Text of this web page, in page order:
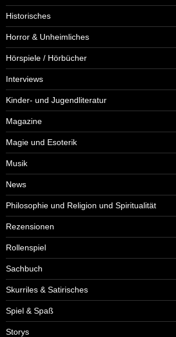
Historisches
Horror & Unheimliches
Hörspiele / Hörbücher
Interviews
Kinder- und Jugendliteratur
Magazine
Magie und Esoterik
Musik
News
Philosophie und Religion und Spiritualität
Rezensionen
Rollenspiel
Sachbuch
Skurriles & Satirisches
Spiel & Spaß
Storys